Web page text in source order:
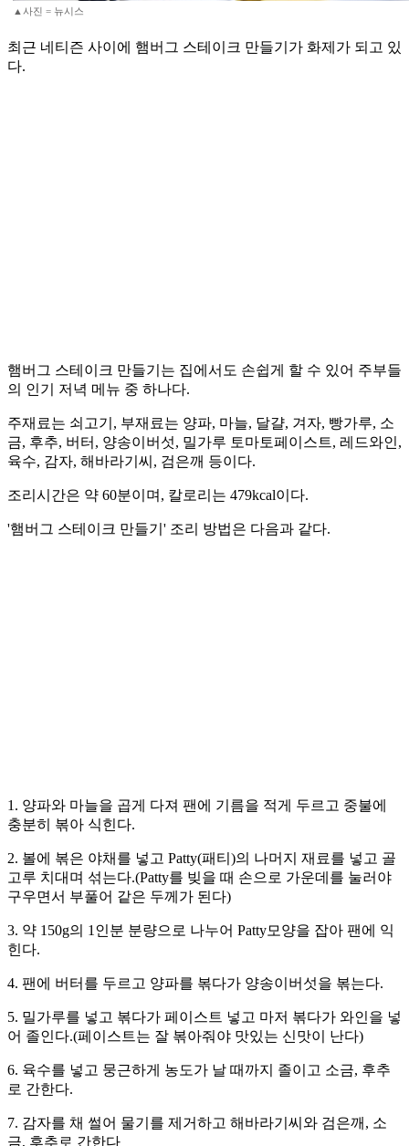
▲사진 = 뉴시스
최근 네티즌 사이에 햄버그 스테이크 만들기가 화제가 되고 있
다.
햄버그 스테이크 만들기는 집에서도 손쉽게 할 수 있어 주부들
의 인기 저녁 메뉴 중 하나다.
주재료는 쇠고기, 부재료는 양파, 마늘, 달걀, 겨자, 빵가루, 소
금, 후추, 버터, 양송이버섯, 밀가루 토마토페이스트, 레드와인,
육수, 감자, 해바라기씨, 검은깨 등이다.
조리시간은 약 60분이며, 칼로리는 479kcal이다.
'햄버그 스테이크 만들기' 조리 방법은 다음과 같다.
1. 양파와 마늘을 곱게 다져 팬에 기름을 적게 두르고 중불에
충분히 볶아 식힌다.
2. 볼에 볶은 야채를 넣고 Patty(패티)의 나머지 재료를 넣고 골
고루 치대며 섞는다.(Patty를 빚을 때 손으로 가운데를 눌러야
구우면서 부풀어 같은 두께가 된다)
3. 약 150g의 1인분 분량으로 나누어 Patty모양을 잡아 팬에 익
힌다.
4. 팬에 버터를 두르고 양파를 볶다가 양송이버섯을 볶는다.
5. 밀가루를 넣고 볶다가 페이스트 넣고 마저 볶다가 와인을 넣
어 졸인다.(페이스트는 잘 볶아줘야 맛있는 신맛이 난다)
6. 육수를 넣고 뭉근하게 농도가 날 때까지 졸이고 소금, 후추
로 간한다.
7. 감자를 채 썰어 물기를 제거하고 해바라기씨와 검은깨, 소
금, 후추로 간한다